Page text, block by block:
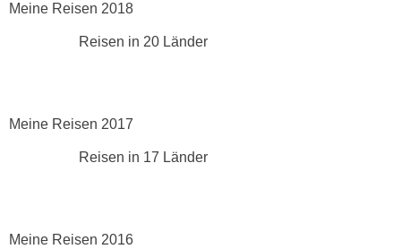
Meine Reisen 2018
Reisen in 20 Länder
Meine Reisen 2017
Reisen in 17 Länder
Meine Reisen 2016